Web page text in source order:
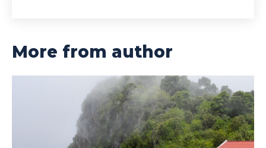
More from author